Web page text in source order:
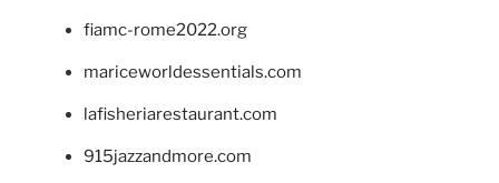
fiamc-rome2022.org
mariceworldessentials.com
lafisheriarestaurant.com
915jazzandmore.com